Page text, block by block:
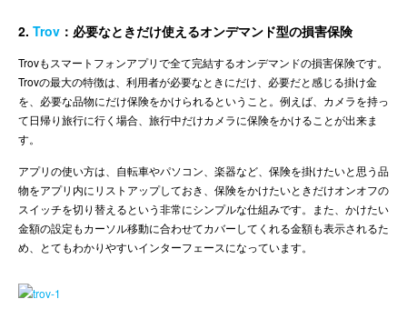
2. Trov ：必要なときだけ使えるオンデマンド型の損害保険
Trovもスマートフォンアプリで全て完結するオンデマンドの損害保険です。
Trovの最大の特徴は、利用者が必要なときにだけ、必要だと感じる掛け金
を、必要な品物にだけ保険をかけられるということ。例えば、カメラを持っ
て日帰り旅行に行く場合、旅行中だけカメラに保険をかけることが出来ま
す。
アプリの使い方は、自転車やパソコン、楽器など、保険を掛けたいと思う品
物をアプリ内にリストアップしておき、保険をかけたいときだけオンオフの
スイッチを切り替えるという非常にシンプルな仕組みです。また、かけたい
金額の設定もカーソル移動に合わせてカバーしてくれる金額も表示されるた
め、とてもわかりやすいインターフェースになっています。